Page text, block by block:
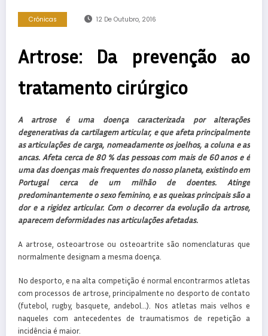
Crónicas 12 De Outubro, 2016
Artrose: Da prevenção ao
tratamento cirúrgico
A artrose é uma doença caracterizada por alterações
degenerativas da cartilagem articular, e que afeta principalmente
as articulações de carga, nomeadamente os joelhos, a coluna e as
ancas. Afeta cerca de 80 % das pessoas com mais de 60 anos e é
uma das doenças mais frequentes do nosso planeta, existindo em
Portugal cerca de um milhão de doentes. Atinge
predominantemente o sexo feminino, e as queixas principais são a
dor e a rigidez articular. Com o decorrer da evolução da artrose,
aparecem deformidades nas articulações afetadas.
A artrose, osteoartrose ou osteoartrite são nomenclaturas que
normalmente designam a mesma doença.
No desporto, e na alta competição é normal encontrarmos atletas
com processos de artrose, principalmente no desporto de contato
(futebol, rugby, basquete, andebol…). Nos atletas mais velhos e
naqueles com antecedentes de traumatismos de repetição a
incidência é maior.